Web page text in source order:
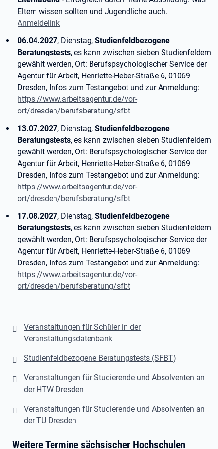
Eltern wissen sollten und Jugendliche auch.
Anmeldelink
06.04.2027, Dienstag, Studienfeldbezogene
Beratungstests, es kann zwischen sieben Studienfeldern
gewählt werden, Ort: Berufspsychologischer Service der
Agentur für Arbeit, Henriette-Heber-Straße 6, 01069
Dresden, Infos zum Testangebot und zur Anmeldung:
https://www.arbeitsagentur.de/vor-
ort/dresden/berufsberatung/sfbt
13.07.2027, Dienstag, Studienfeldbezogene
Beratungstests, es kann zwischen sieben Studienfeldern
gewählt werden, Ort: Berufspsychologischer Service der
Agentur für Arbeit, Henriette-Heber-Straße 6, 01069
Dresden, Infos zum Testangebot und zur Anmeldung:
https://www.arbeitsagentur.de/vor-
ort/dresden/berufsberatung/sfbt
17.08.2027, Dienstag, Studienfeldbezogene
Beratungstests, es kann zwischen sieben Studienfeldern
gewählt werden, Ort: Berufspsychologischer Service der
Agentur für Arbeit, Henriette-Heber-Straße 6, 01069
Dresden, Infos zum Testangebot und zur Anmeldung:
https://www.arbeitsagentur.de/vor-
ort/dresden/berufsberatung/sfbt
Veranstaltungen für Schüler in der
Veranstaltungsdatenbank
Studienfeldbezogene Beratungstests (SFBT)
Veranstaltungen für Studierende und Absolventen an
der HTW Dresden
Veranstaltungen für Studierende und Absolventen an
der TU Dresden
Weitere Termine sächsischer Hochschulen